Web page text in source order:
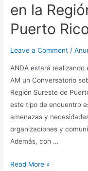
Ambiental
Participación
en la
Puerto
Leave a Comment /
ANDA estará realizando
AM un Conversatorio
Región Sureste de
este tipo de encuentro
amenazas y
organizaciones y
Además, con …
Conversatorio
Read More »